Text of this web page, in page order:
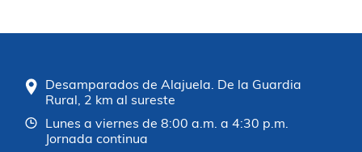
Desamparados de Alajuela. De la Guardia
Rural, 2 km al sureste
Lunes a viernes de 8:00 a.m. a 4:30 p.m.
Jornada continua